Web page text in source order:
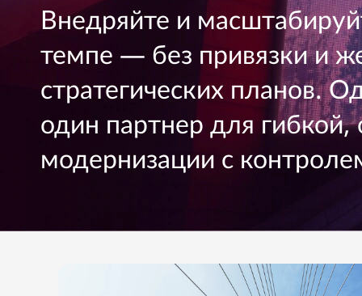
e
Внедряйте и
темпе — без привязки и
стратегических планов.
один партнер для гибкой,
модернизации с